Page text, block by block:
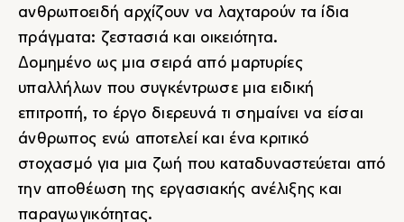
ανθρωποειδή αρχίζουν να λαχταρούν τα ίδια
πράγματα: ζεστασιά και οικειότητα.
Δομημένο ως μια σειρά από μαρτυρίες
υπαλλήλων που συγκέντρωσε μια ειδική
επιτροπή, το έργο διερευνά τι σημαίνει να είσαι
άνθρωπος ενώ αποτελεί και ένα κριτικό
στοχασμό για μια ζωή που καταδυναστεύεται από
την αποθέωση της εργασιακής ανέλιξης και
παραγωγικότητας.